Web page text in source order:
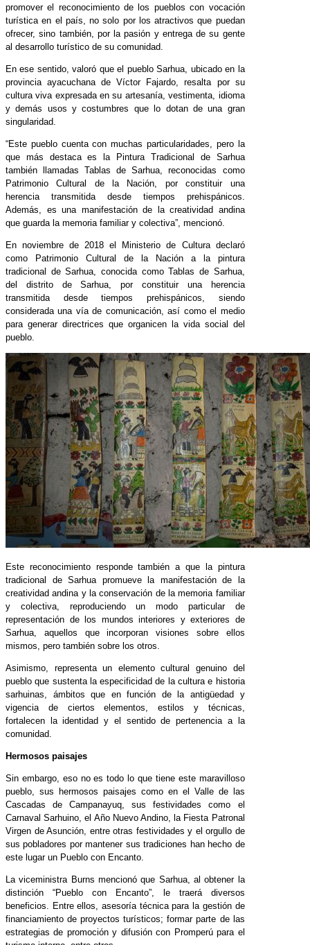
promover el reconocimiento de los pueblos con vocación
turística en el país, no solo por los atractivos que puedan
ofrecer, sino también, por la pasión y entrega de su gente
al desarrollo turístico de su comunidad.
En ese sentido, valoró que el pueblo Sarhua, ubicado en la
provincia ayacuchana de Víctor Fajardo, resalta por su
cultura viva expresada en su artesanía, vestimenta, idioma
y demás usos y costumbres que lo dotan de una gran
singularidad.
“Este pueblo cuenta con muchas particularidades, pero la
que más destaca es la Pintura Tradicional de Sarhua
también llamadas Tablas de Sarhua, reconocidas como
Patrimonio Cultural de la Nación, por constituir una
herencia transmitida desde tiempos prehispánicos.
Además, es una manifestación de la creatividad andina
que guarda la memoria familiar y colectiva”, mencionó.
En noviembre de 2018 el Ministerio de Cultura declaró
como Patrimonio Cultural de la Nación a la pintura
tradicional de Sarhua, conocida como Tablas de Sarhua,
del distrito de Sarhua, por constituir una herencia
transmitida desde tiempos prehispánicos, siendo
considerada una vía de comunicación, así como el medio
para generar directrices que organicen la vida social del
pueblo.
Este reconocimiento responde también a que la pintura
tradicional de Sarhua promueve la manifestación de la
creatividad andina y la conservación de la memoria familiar
y colectiva, reproduciendo un modo particular de
representación de los mundos interiores y exteriores de
Sarhua, aquellos que incorporan visiones sobre ellos
mismos, pero también sobre los otros.
Asimismo, representa un elemento cultural genuino del
pueblo que sustenta la especificidad de la cultura e historia
sarhuinas, ámbitos que en función de la antigüedad y
vigencia de ciertos elementos, estilos y técnicas,
fortalecen la identidad y el sentido de pertenencia a la
comunidad.
Hermosos paisajes
Sin embargo, eso no es todo lo que tiene este maravilloso
pueblo, sus hermosos paisajes como en el Valle de las
Cascadas de Campanayuq, sus festividades como el
Carnaval Sarhuino, el Año Nuevo Andino, la Fiesta Patronal
Virgen de Asunción, entre otras festividades y el orgullo de
sus pobladores por mantener sus tradiciones han hecho de
este lugar un Pueblo con Encanto.
La viceministra Burns mencionó que Sarhua, al obtener la
distinción “Pueblo con Encanto”, le traerá diversos
beneficios. Entre ellos, asesoría técnica para la gestión de
financiamiento de proyectos turísticos; formar parte de las
estrategias de promoción y difusión con Promperú para el